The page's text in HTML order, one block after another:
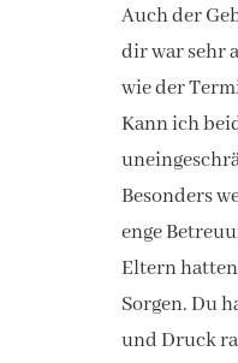
Auch der
dir war sehr
wie der
Kann ich
Besonders
enge
Eltern
Sorgen. Du
und Druck